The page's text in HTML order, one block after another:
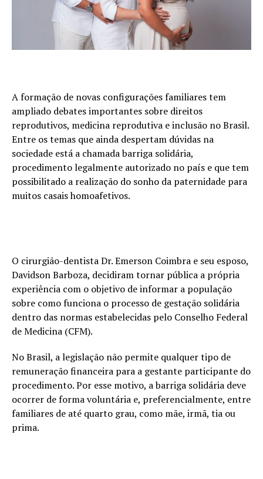
A formação de novas configurações familiares tem
ampliado debates importantes sobre direitos
reprodutivos, medicina reprodutiva e inclusão no Brasil.
Entre os temas que ainda despertam dúvidas na
sociedade está a chamada barriga solidária,
procedimento legalmente autorizado no país e que tem
possibilitado a realização do sonho da paternidade para
muitos casais homoafetivos.
O cirurgião-dentista Dr. Emerson Coimbra e seu esposo,
Davidson Barboza, decidiram tornar pública a própria
experiência com o objetivo de informar a população
sobre como funciona o processo de gestação solidária
dentro das normas estabelecidas pelo Conselho Federal
de Medicina (CFM).
No Brasil, a legislação não permite qualquer tipo de
remuneração financeira para a gestante participante do
procedimento. Por esse motivo, a barriga solidária deve
ocorrer de forma voluntária e, preferencialmente, entre
familiares de até quarto grau, como mãe, irmã, tia ou
prima.